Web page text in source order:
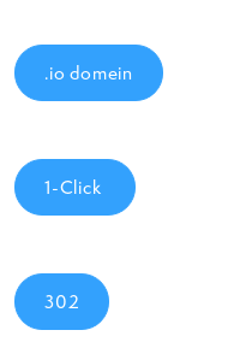
.io domein
1-Click
302